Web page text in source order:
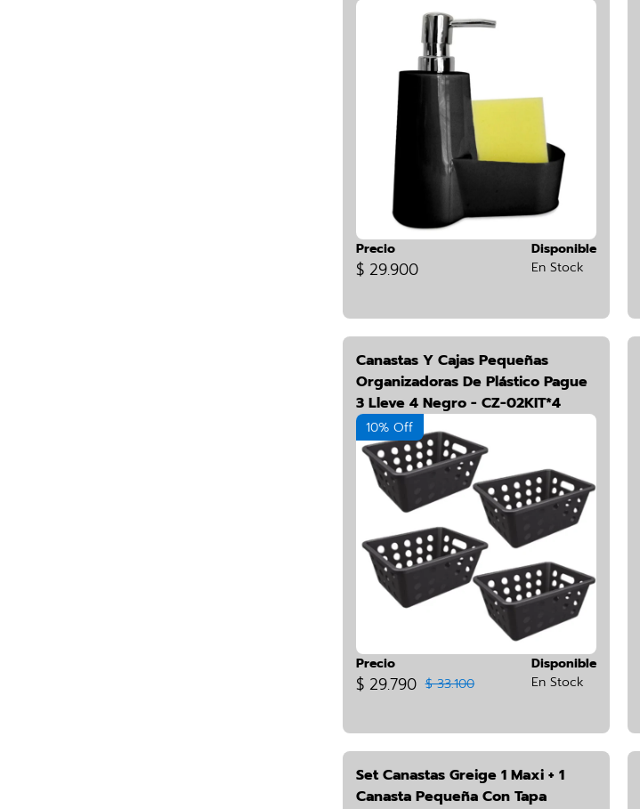
Precio
$ 29.900
Disponible
En Stock
Canastas Y Cajas Pequeñas
Organizadoras De Plástico Pague
3 Lleve 4 Negro - CZ-02KIT*4
10% Off
Precio
$ 29.790 $ 33.100
Disponible
En Stock
Set Canastas Greige 1 Maxi + 1
Canasta Pequeña Con Tapa